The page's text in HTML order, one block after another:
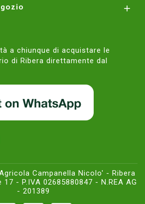

a chiunque di acquistare le
di Ribera direttamente dal
Campanella Nicolo' - Ribera
- P.IVA 02685880847 - N.REA AG
- 201389